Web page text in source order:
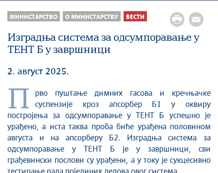
МИНИСТАРСТВО О МИНИСТАРСТВУ ВЕСТИ
Изградња система за одсумпоравање у
ТЕНТ Б у завршници
2. август 2025.
П
рво пуштање димних гасова и кречњачке
суспензије кроз апсорбер Б1 у оквиру
постројења за одсумпоравање у ТЕНТ Б успешно је
урађено, а иста таква проба биће урађена половином
августа и на апсорберу Б2. Изградња система за
одсумпоравање у ТЕНТ Б је у завршници, сви
грађевински послови су урађени, а у току је сукцесивно